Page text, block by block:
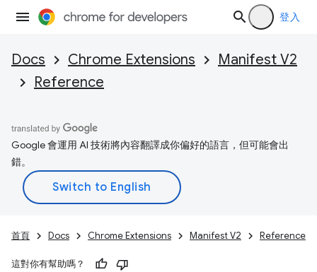
登入
Docs Chrome Extensions
Manifest V2
Reference
Google 會運用 AI 技術將內容翻譯成你偏好的語言，但可能會出
錯。
首頁 Docs Chrome Extensions Manifest V2 Reference
這對你有幫助嗎？